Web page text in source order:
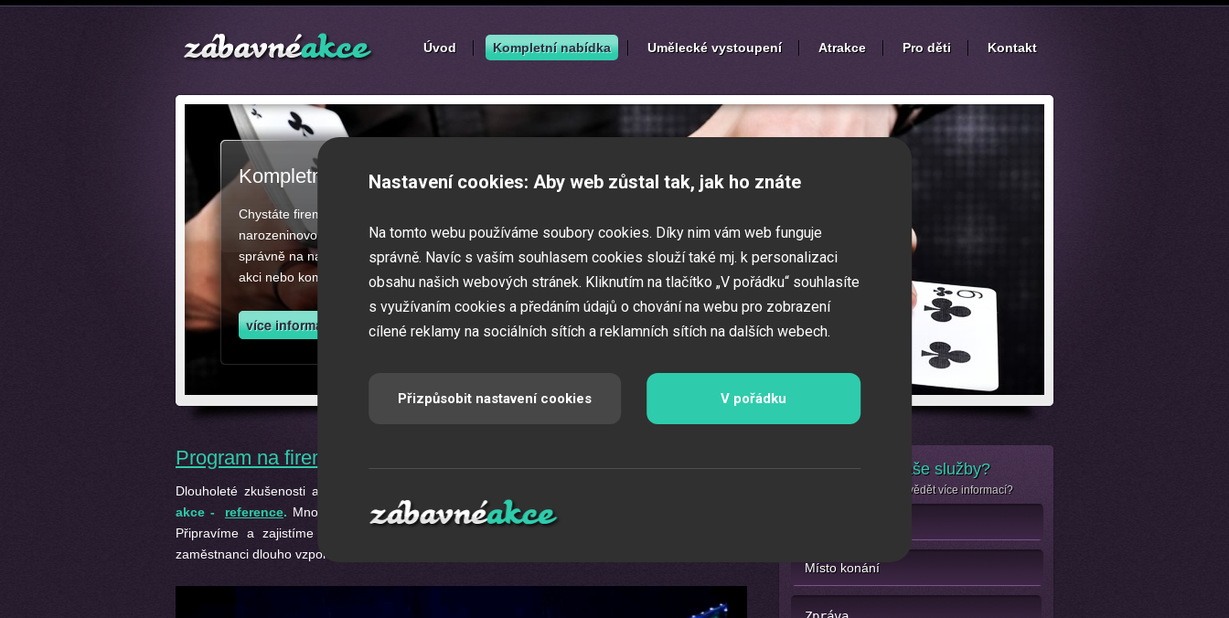
Úvod Kompletní nabídka Umělecké vystoupení Atrakce Pro děti Kontakt
Kompletní zajištěnízábavných akcí
Chystáte firemní akci, večírek nebo ples? Připravujete svatbu,
narozeninovou oslavu či zábavné představení pro děti? Pak jste
správně na našich stránkách. Zajistíme Vám jednotlivé umělce na Vaši
akci nebo kompletní zajištění zábavných a firemních akcí.
Program na firemní akci a firemní večírek na klíč
Dlouholeté zkušenosti a mnoho zrealizovaných
akce - reference. Mnoho významných klientů, které jsme v průběhu několika let mohli pobavit.
Připravíme a zajistíme pro Vás firemní akci a firemní večírek
zaměstnanci dlouho vzpomínat.
Máte zájem o naše služby?
Nebo se jen chcete dozvědět více informací?
Nastavení cookies: Aby web zůstal tak, jak ho znáte
Na tomto webu používáme soubory cookies. Díky nim vám web funguje
správně. Navíc s vaším souhlasem cookies slouží také mj. k personalizaci
obsahu našich webových stránek. Kliknutím na tlačítko „V pořádku“ souhlasíte
s využívaním cookies a předáním údajů o chování na webu pro zobrazení
cílené reklamy na sociálních sítích a reklamních sítích na dalších webech.
Přizpůsobit nastavení cookies V pořádku